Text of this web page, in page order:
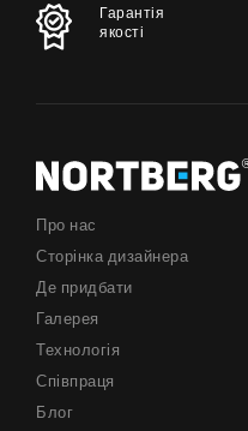
Гарантія
якості
Про нас
Сторінка дизайнера
Де придбати
Галерея
Технологія
Співпраця
Блог